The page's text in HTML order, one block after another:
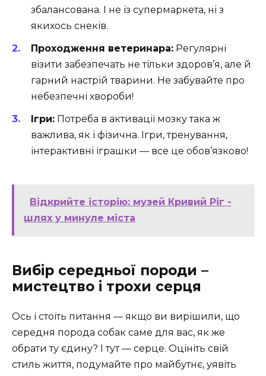
збалансована. І не із супермаркета, ні з
якихось снеків.
Проходження ветеринара: Регулярні
візити забезпечать не тільки здоров’я, але й
гарний настрій тварини. Не забувайте про
небезпечні хвороби!
Ігри: Потреба в активації мозку така ж
важлива, як і фізична. Ігри, тренування,
інтерактивні іграшки — все це обов’язково!
Відкрийте історію: музей Кривий Ріг -
шлях у минуле міста
Вибір середньої породи –
мистецтво і трохи серця
Ось і стоїть питання — якщо ви вирішили, що
середня порода собак саме для вас, як же
обрати ту єдину? І тут — серце. Оцініть свій
стиль життя, подумайте про майбутнє, уявіть